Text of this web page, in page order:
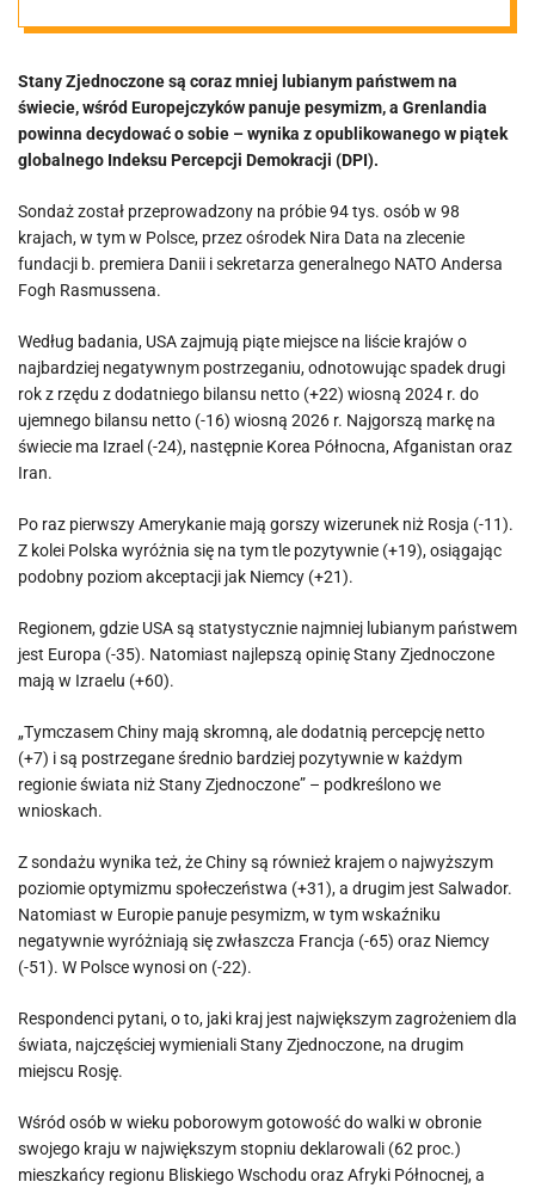
pesymizmie,
Chiny rosną.
Nowy porządek
świata w
liczbach
Stany Zjednoczone są coraz mniej lubianym państwem na
świecie, wśród Europejczyków panuje pesymizm, a Grenlandia
powinna decydować o sobie – wynika z opublikowanego w piątek
globalnego Indeksu Percepcji Demokracji (DPI).
Sondaż został przeprowadzony na próbie 94 tys. osób w 98
krajach, w tym w Polsce, przez ośrodek Nira Data na zlecenie
fundacji b. premiera Danii i sekretarza generalnego NATO Andersa
Fogh Rasmussena.
Według badania, USA zajmują piąte miejsce na liście krajów o
najbardziej negatywnym postrzeganiu, odnotowując spadek drugi
rok z rzędu z dodatniego bilansu netto (+22) wiosną 2024 r. do
ujemnego bilansu netto (-16) wiosną 2026 r. Najgorszą markę na
świecie ma Izrael (-24), następnie Korea Północna, Afganistan oraz
Iran.
Po raz pierwszy Amerykanie mają gorszy wizerunek niż Rosja (-11).
Z kolei Polska wyróżnia się na tym tle pozytywnie (+19), osiągając
podobny poziom akceptacji jak Niemcy (+21).
Regionem, gdzie USA są statystycznie najmniej lubianym państwem
jest Europa (-35). Natomiast najlepszą opinię Stany Zjednoczone
mają w Izraelu (+60).
„Tymczasem Chiny mają skromną, ale dodatnią percepcję netto
(+7) i są postrzegane średnio bardziej pozytywnie w każdym
regionie świata niż Stany Zjednoczone” – podkreślono we
wnioskach.
Z sondażu wynika też, że Chiny są również krajem o najwyższym
poziomie optymizmu społeczeństwa (+31), a drugim jest Salwador.
Natomiast w Europie panuje pesymizm, w tym wskaźniku
negatywnie wyróżniają się zwłaszcza Francja (-65) oraz Niemcy
(-51). W Polsce wynosi on (-22).
Respondenci pytani, o to, jaki kraj jest największym zagrożeniem dla
świata, najczęściej wymieniali Stany Zjednoczone, na drugim
miejscu Rosję.
Wśród osób w wieku poborowym gotowość do walki w obronie
swojego kraju w największym stopniu deklarowali (62 proc.)
mieszkańcy regionu Bliskiego Wschodu oraz Afryki Północnej, a